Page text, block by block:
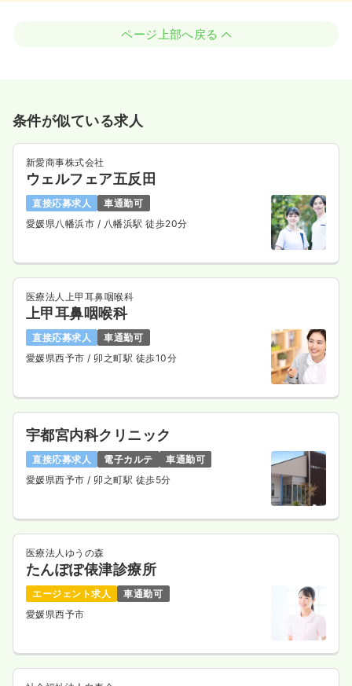
ページ上部へ戻る
条件が似ている求人
新愛商事株式会社
ウェルフェア五反田
直接応募求人
車通勤可
愛媛県八幡浜市 / 八幡浜駅 徒歩20分
医療法人上甲耳鼻咽喉科
上甲耳鼻咽喉科
直接応募求人
車通勤可
愛媛県西予市 / 卯之町駅 徒歩10分
宇都宮内科クリニック
直接応募求人 電子カルテ
車通勤可
愛媛県西予市 / 卯之町駅 徒歩5分
医療法人ゆうの森
たんぽぽ俵津診療所
エージェント求人
車通勤可
愛媛県西予市